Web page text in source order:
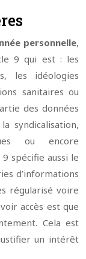
personnelle,
9 qui est : les
les idéologies
sanitaires ou
des données
syndicalisation,
ou encore
spécifie aussi le
d’informations
régularisé voire
accès est que
Cela est
un intérêt